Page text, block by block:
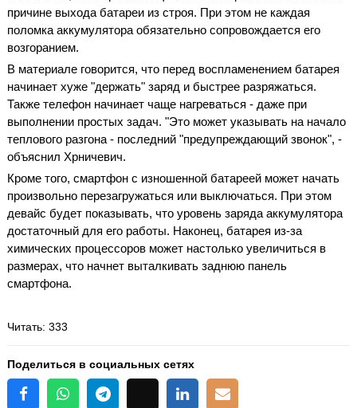
причине выхода батареи из строя. При этом не каждая
поломка аккумулятора обязательно сопровождается его
возгоранием.
В материале говорится, что перед воспламенением батарея
начинает хуже "держать" заряд и быстрее разряжаться.
Также телефон начинает чаще нагреваться - даже при
выполнении простых задач. "Это может указывать на начало
теплового разгона - последний "предупреждающий звонок", -
объяснил Хрничевич.
Кроме того, смартфон с изношенной батареей может начать
произвольно перезагружаться или выключаться. При этом
девайс будет показывать, что уровень заряда аккумулятора
достаточный для его работы. Наконец, батарея из-за
химических процессоров может настолько увеличиться в
размерах, что начнет выталкивать заднюю панель
смартфона.
Читать: 333
Поделиться в социальных сетях